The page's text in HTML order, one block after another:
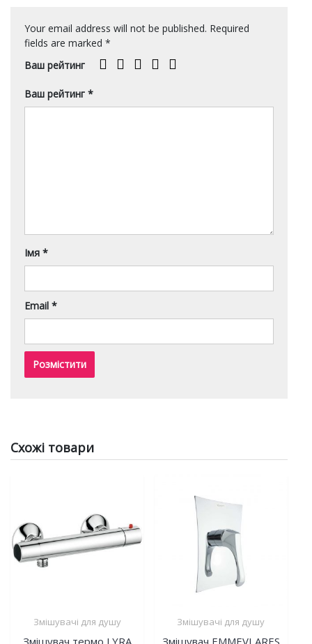
Your email address will not be published. Required
fields are marked *
Ваш рейтинг
Ваш рейтинг *
Імя *
Email *
Схожі товари
Змішувачі для душу
Змішувач термо LYRA
Змішувачі для душу
Змішувач EMMEVI ARES